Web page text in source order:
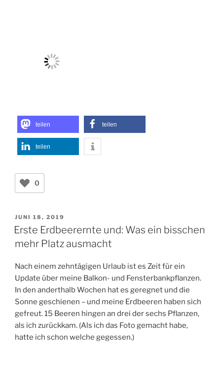
teilen teilen
teilen
0
VERÖFFENTLICHT
AM
JUNI 18, 2019
Erste Erdbeerernte und: Was ein bisschen
mehr Platz ausmacht
Nach einem zehntägigen Urlaub ist es Zeit für ein
Update über meine Balkon- und Fensterbankpflanzen.
In den anderthalb Wochen hat es geregnet und die
Sonne geschienen – und meine Erdbeeren haben sich
gefreut. 15 Beeren hingen an drei der sechs Pflanzen,
als ich zurückkam. (Als ich das Foto gemacht habe,
hatte ich schon welche gegessen.)